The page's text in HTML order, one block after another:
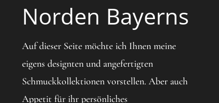
Norden Bayerns
Auf dieser Seite möchte ich Ihnen meine
eigens designten und angefertigten
Schmuckkollektionen vorstellen. Aber auch
Appetit für ihr persönliches